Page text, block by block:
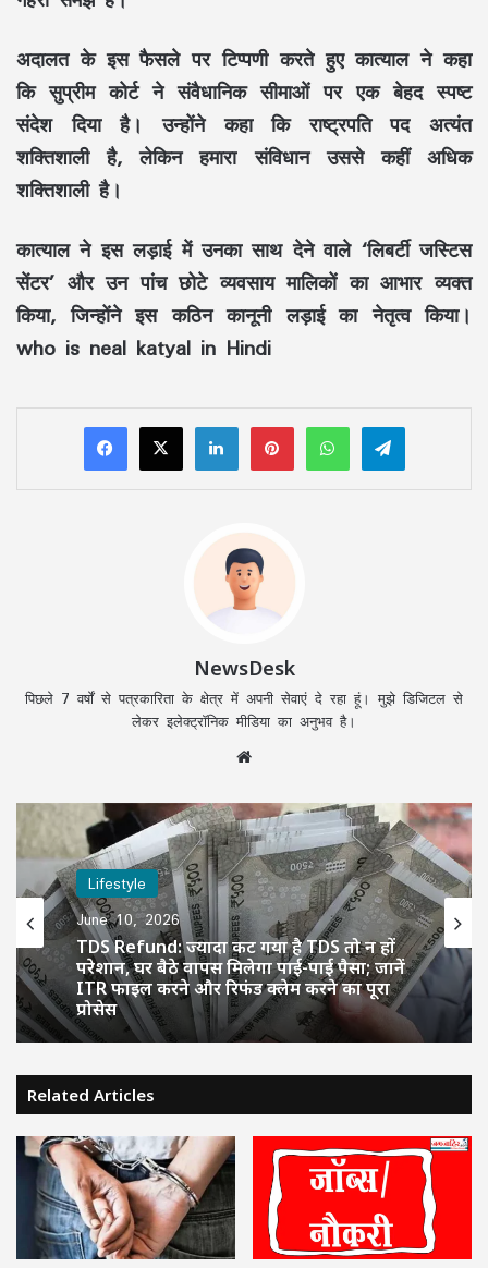
अदालत के इस फैसले पर टिप्पणी करते हुए कात्याल ने कहा
कि सुप्रीम कोर्ट ने संवैधानिक सीमाओं पर एक बेहद स्पष्ट
संदेश दिया है। उन्होंने कहा कि राष्ट्रपति पद अत्यंत
शक्तिशाली है, लेकिन हमारा संविधान उससे कहीं अधिक
शक्तिशाली है।
कात्याल ने इस लड़ाई में उनका साथ देने वाले ‘लिबर्टी जस्टिस
सेंटर’ और उन पांच छोटे व्यवसाय मालिकों का आभार व्यक्त
किया, जिन्होंने इस कठिन कानूनी लड़ाई का नेतृत्व किया।
who is neal katyal in Hindi
LinkedInPinterestWhatsAppTelegram
NewsDesk
पिछले 7 वर्षों से पत्रकारिता के क्षेत्र में अपनी सेवाएं दे रहा हूं। मुझे डिजिटल से
लेकर इलेक्ट्रॉनिक मीडिया का अनुभव है।
Lifestyle
June 10, 2026
TDS Refund: ज्यादा कट गया है TDS तो न हों
परेशान, घर बैठे वापस मिलेगा पाई-पाई पैसा; जानें
ITR फाइल करने और रिफंड क्लेम करने का पूरा
प्रोसेस
Lifestyle
June 8, 2026
CG Teacher News: पेंशन के लिए डीपीआई का
घेराव, एसोसिएशन ने टेट परीक्षा के लिए सचिव से
की चर्चा
Related Articles